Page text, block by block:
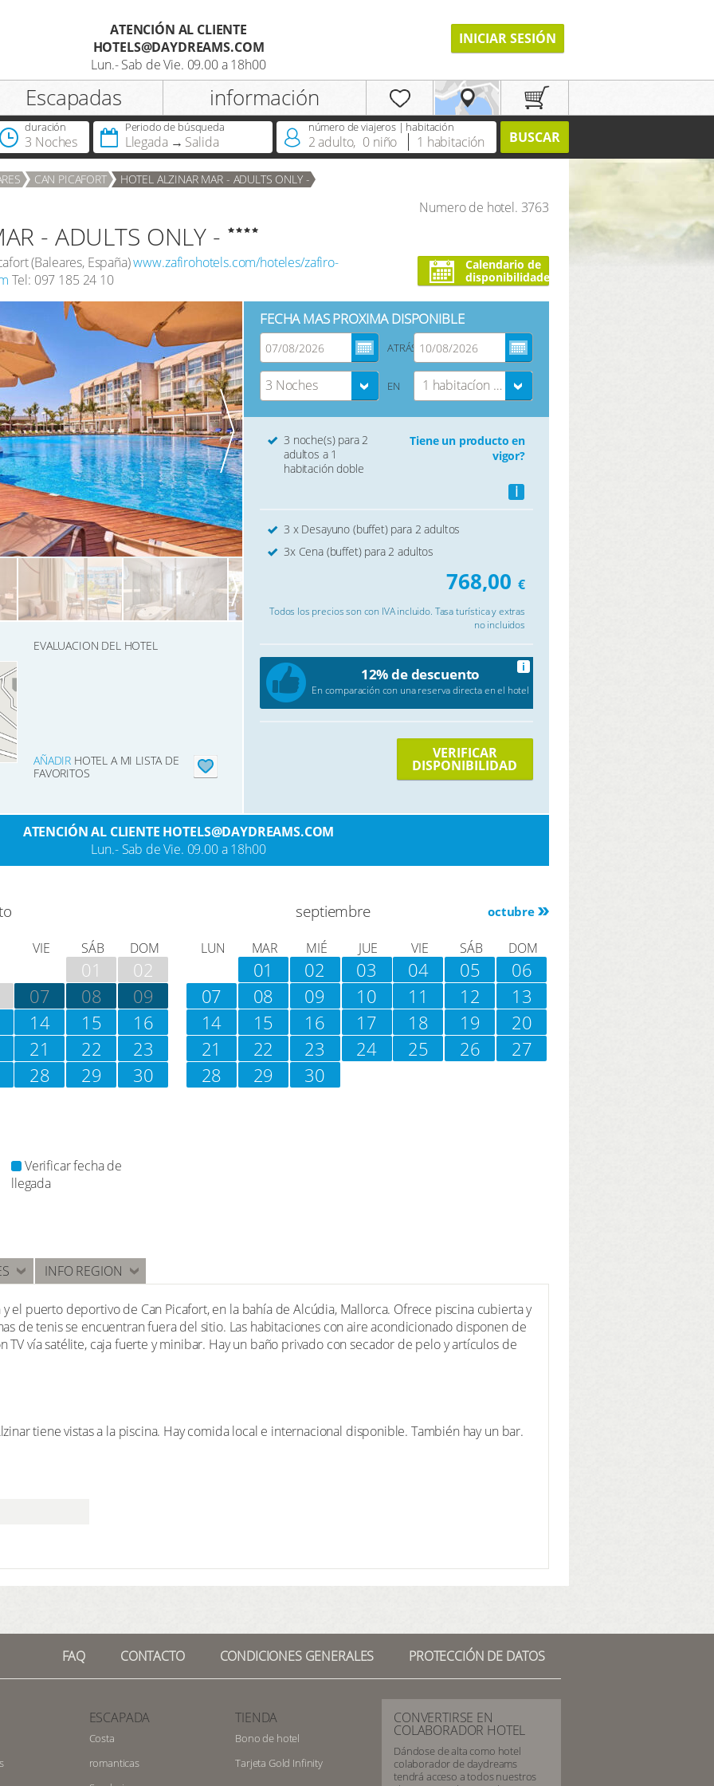
Registro
Titulo
¿Dispone ya de DreamCard?
ATENCIÓN AL CLIENTE
HOTELS@DAYDREAMS.COM
Lun.- Sab de Vie. 09.00 a 18h00
INICIAR SESIÓN
Escapadas información
duración
3 Noches
Periodo de búsqueda
Llegada Salida
número de viajeros | habitación
2 adulto, 0 niño 1 habitación BUSCAR
CAN PICAFORT HOTEL ALZINAR MAR - ADULTS ONLY -
Numero de hotel. 3763
- ADULTS ONLY -
(Baleares, España)www.zafirohotels.com/hoteles/zafiro-
Tel: 097 185 24 10
Calendario de
disponibilidades
EVALUACION DEL HOTEL
AÑADIR HOTEL A MI LISTA DE
FAVORITOS
FECHA MAS PROXIMA DISPONIBLE
ATRÁS
3 Noches EN 1 habitacíon doble
3 noche(s) para 2
adultos a 1
habitación doble
Tiene un producto en
vigor?
i
3 x Desayuno (buffet) para 2 adultos
3x Cena (buffet) para 2 adultos
768,00 €
Todos los precios son con IVA incluido. Tasa turística y extras
no incluidos
12% de descuento
En comparación con una reserva directa en el hotel
i
VERIFICAR
DISPONIBILIDAD
ATENCIÓN AL CLIENTE HOTELS@DAYDREAMS.COM
Lun.- Sab de Vie. 09.00 a 18h00
VIE SÁB DOM
01
02
07
08
09
14
15
16
21
22
23
28
29 30
octubre
septiembre
LUN MAR MIÉ JUE VIE SÁB DOM
01 02 03 04 05
06
07
08 09 10 11 12
13
14
15 16 17 18 19
20
21
22 23 24 25 26
27
28
29 30
Verificar fecha de
llegada
INFO REGION
el puerto deportivo de Can Picafort, en la bahía de Alcúdia, Mallorca. Ofrece piscina cubierta y
de tenis se encuentran fuera del sitio. Las habitaciones con aire acondicionado disponen de
TV vía satélite, caja fuerte y minibar. Hay un baño privado con secador de pelo y artículos de
tiene vistas a la piscina. Hay comida local e internacional disponible. También hay un bar.
FAQ CONTACTO CONDICIONES GENERALES PROTECCIÓN DE DATOS
ESCAPADA
Costa
romanticas
TIENDA
Bono de hotel
Tarjeta Gold Infinity
CONVERTIRSE EN
COLABORADOR HOTEL
Dándose de alta como hotel
colaborador de daydreams
tendrá acceso a todos nuestros